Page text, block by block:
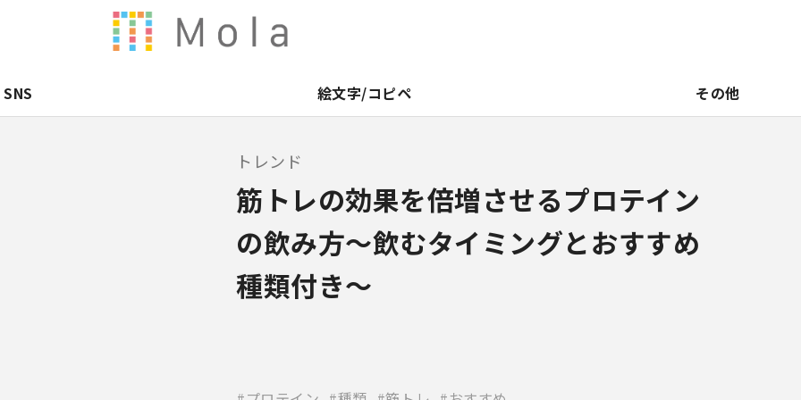
SNS 絵文字/コピペ その他
トレンド
筋トレの効果を倍増させるプロテイン
の飲み方～飲むタイミングとおすすめ
種類付き～